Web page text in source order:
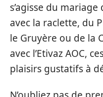
s’agisse du
avec la raclette, du
le Gruyère ou de la
avec l’Etivaz AOC,
plaisirs gustatifs à